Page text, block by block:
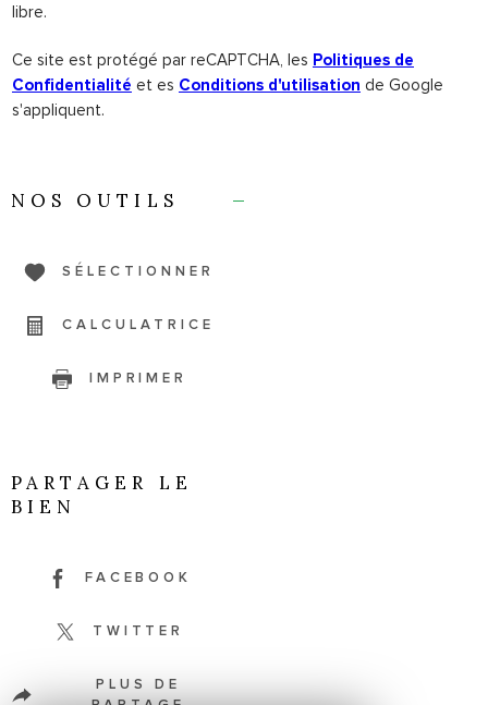
libre.
Ce site est protégé par reCAPTCHA, les Politiques de
Confidentialité et es Conditions d'utilisation de Google
s'appliquent.
NOS OUTILS
SÉLECTIONNER
CALCULATRICE
IMPRIMER
PARTAGER LE
BIEN
FACEBOOK
TWITTER
PLUS DE